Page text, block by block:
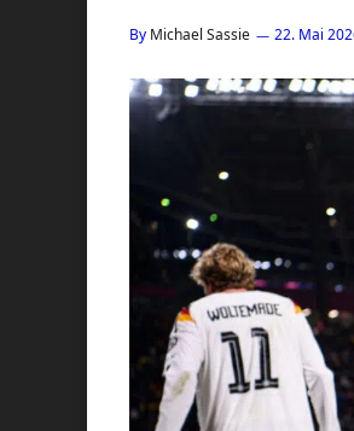
By Michael Sassie 22. Mai